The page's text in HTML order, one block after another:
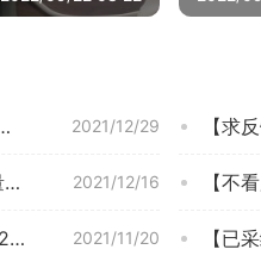
清晰。连接双屏更好用。性